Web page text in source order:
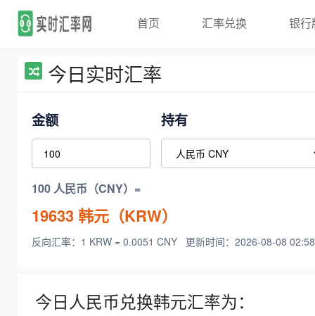
首页 汇率兑换 银行
今日实时汇率
金额 持有
100 人民币（CNY）=
19633韩元（KRW）
反向汇率：1 KRW = 0.0051 CNY 更新时间：2026-08-08
今日人民币兑换韩元汇率为：